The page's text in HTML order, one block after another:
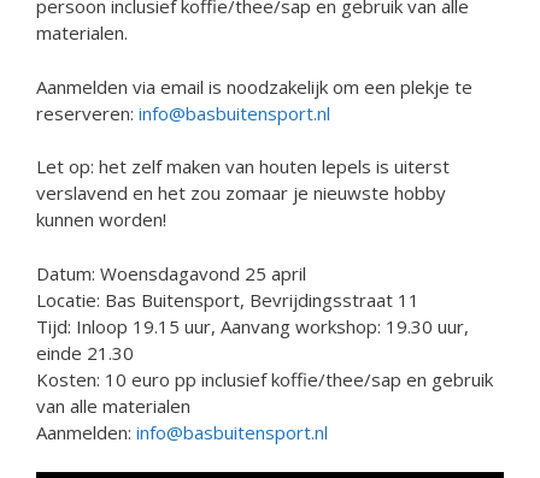
persoon inclusief koffie/thee/sap en gebruik van alle
materialen.
Aanmelden via email is noodzakelijk om een plekje te
reserveren: info@basbuitensport.nl
Let op: het zelf maken van houten lepels is uiterst
verslavend en het zou zomaar je nieuwste hobby
kunnen worden!
Datum: Woensdagavond 25 april
Locatie: Bas Buitensport, Bevrijdingsstraat 11
Tijd: Inloop 19.15 uur, Aanvang workshop: 19.30 uur,
einde 21.30
Kosten: 10 euro pp inclusief koffie/thee/sap en gebruik
van alle materialen
Aanmelden: info@basbuitensport.nl